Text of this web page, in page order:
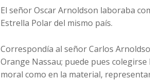
El señor Oscar Arnoldson laboraba
Estrella Polar del mismo país.
Correspondía al señor Carlos
Orange Nassau; puede pues
moral como en la material,